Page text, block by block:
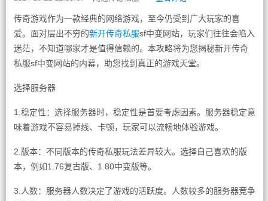
传奇游戏作为一款经典的网络游戏，至今仍受到广大玩家的喜
爱。面对层出不穷的新开传奇私服sf中变网站，玩家们往往会陷入
迷茫，不知道哪家才是值得信赖的。本攻略将为您揭秘新开传奇
私服sf中变网站的内幕，助您找到真正的游戏天堂。
选择服务器
1.稳定性：选择服务器时，稳定性是首要考虑因素。服务器稳定意
味着游戏不容易掉线、卡顿，玩家可以流畅地体验游戏。
2.版本：不同版本的传奇私服玩法差异较大。选择自己喜欢的版
本，例如1.76复古版、1.80中变版等。
3.人数：服务器人数决定了游戏的活跃度。人数较多的服务器竞争